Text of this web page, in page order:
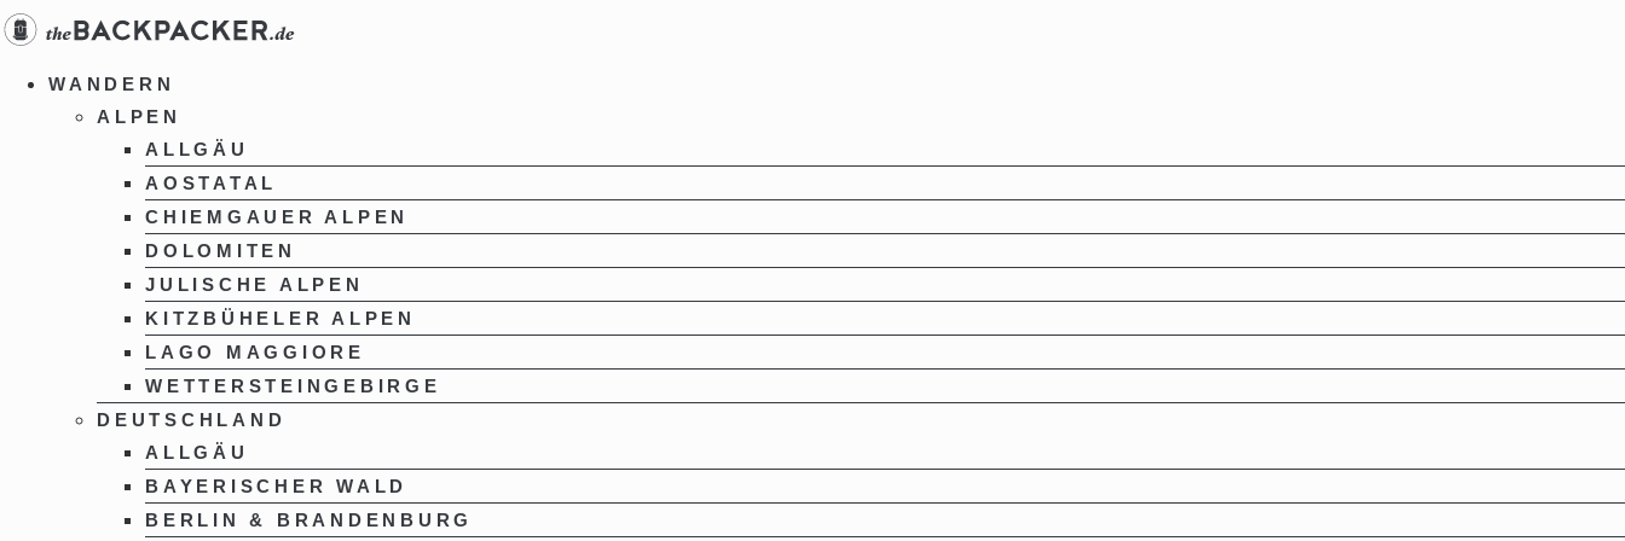
Zum
Inhalt
springenWANDERN
ALPEN
ALLGÄU
AOSTATAL
CHIEMGAUER ALPEN
DOLOMITEN
JULISCHE ALPEN
KITZBÜHELER ALPEN
LAGO MAGGIORE
WETTERSTEINGEBIRGE
DEUTSCHLAND
ALLGÄU
BAYERISCHER WALD
BERLIN & BRANDENBURG